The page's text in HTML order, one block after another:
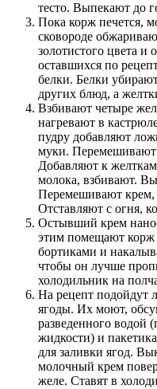
тесто. Выпекают до
Пока корж печется,
сковороде
золотистого цвета и
оставшихся по
белки. Белки
других блюд, а
Взбивают четыре
нагревают в
пудру добавляют
муки. Перемешивают
Добавляют к
молока, взбивают.
Перемешивают крем,
Отставляют с огня,
Остывший крем
этим помещают
бортиками и
чтобы он лучше
холодильник на
На рецепт подойдут
ягоды. Их моют,
разведенного водой
жидкости) и
для заливки ягод.
молочный крем
желе. Ставят в